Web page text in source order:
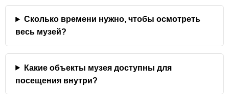
Сколько времени нужно, чтобы осмотреть
весь музей?
Какие объекты музея доступны для
посещения внутри?